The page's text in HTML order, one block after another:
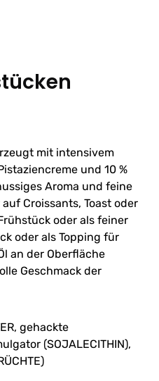
mit intensivem
und 10 %
Aroma und feine
Croissants, Toast oder
oder als feiner
oder als Topping für
an der Oberfläche
Geschmack der
gehackte
(SOJALECITHIN),